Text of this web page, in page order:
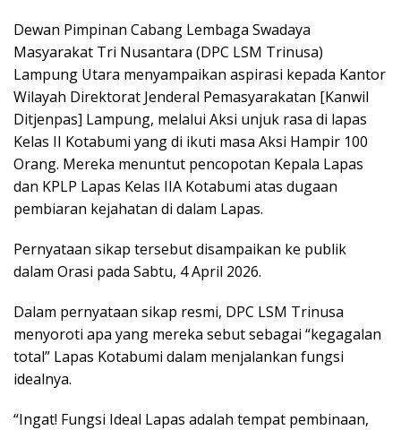
Dewan Pimpinan Cabang Lembaga Swadaya
Masyarakat Tri Nusantara (DPC LSM Trinusa)
Lampung Utara menyampaikan aspirasi kepada Kantor
Wilayah Direktorat Jenderal Pemasyarakatan [Kanwil
Ditjenpas] Lampung, melalui Aksi unjuk rasa di lapas
Kelas II Kotabumi yang di ikuti masa Aksi Hampir 100
Orang. Mereka menuntut pencopotan Kepala Lapas
dan KPLP Lapas Kelas IIA Kotabumi atas dugaan
pembiaran kejahatan di dalam Lapas.
Pernyataan sikap tersebut disampaikan ke publik
dalam Orasi pada Sabtu, 4 April 2026.
Dalam pernyataan sikap resmi, DPC LSM Trinusa
menyoroti apa yang mereka sebut sebagai “kegagalan
total” Lapas Kotabumi dalam menjalankan fungsi
idealnya.
“Ingat! Fungsi Ideal Lapas adalah tempat pembinaan,